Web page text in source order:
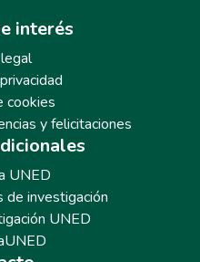
interés
cookies
y felicitaciones
UNED
investigación
UNED